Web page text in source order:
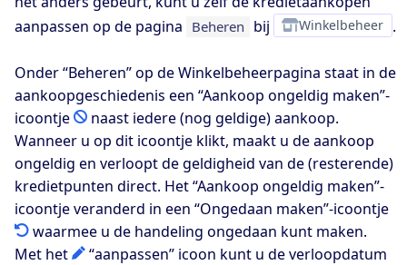
aanpassen op de pagina Beheren bij Winkelbeheer .
Onder “Beheren” op de Winkelbeheerpagina staat in de
aankoopgeschiedenis een “Aankoop ongeldig maken”-
icoontje
naast iedere (nog geldige) aankoop.
Wanneer u op dit icoontje klikt, maakt u de aankoop
ongeldig en verloopt de geldigheid van de (resterende)
kredietpunten direct. Het “Aankoop ongeldig maken”-
icoontje veranderd in een “Ongedaan maken”-icoontje
waarmee u de handeling ongedaan kunt maken.
Met het
“aanpassen” icoon kunt u de verloopdatum